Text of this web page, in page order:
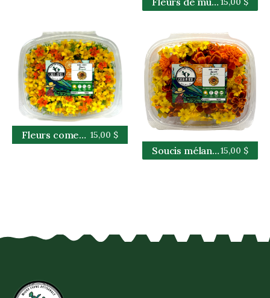
Fleurs comestibles de souci citronné 15,00 $
Soucis mélangés de fleurs comestibles15,00 $